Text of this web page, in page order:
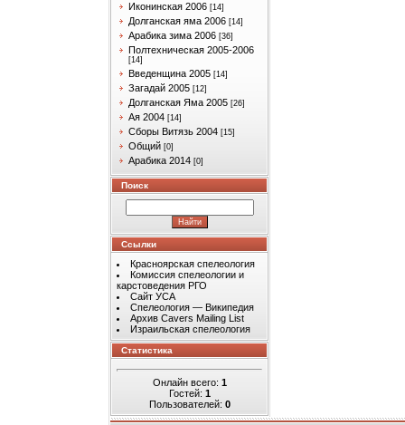
Иконинская 2006 [14]
Долганская яма 2006 [14]
Арабика зима 2006 [36]
Полтехническая 2005-2006
[14]
Введенщина 2005 [14]
Загадай 2005 [12]
Долганская Яма 2005 [26]
Ая 2004 [14]
Сборы Витязь 2004 [15]
Общий [0]
Арабика 2014 [0]
Поиск
Ссылки
Красноярская спелеология
Комиссия спелеологии и
карстоведения РГО
Сайт УСА
Спелеология — Википедия
Архив Cavers Mailing List
Израильская спелеология
Статистика
Онлайн всего: 1
Гостей: 1
Пользователей: 0